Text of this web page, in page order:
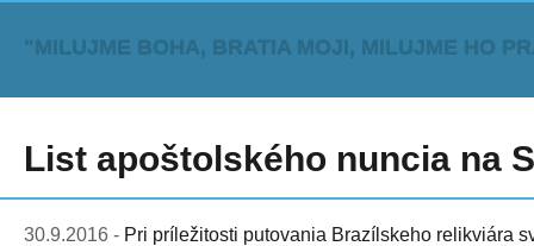
"MILUJME BOHA, BRATIA MOJI, MILUJME HO
List apoštolského nuncia na
30.9.2016 - Pri príležitosti putovania Brazílskeho relikviára